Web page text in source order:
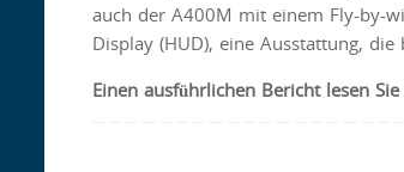
auch der A400M mit einem Fly-by-
Display (HUD), eine Ausstattung, die
Einen ausführlichen Bericht lesen